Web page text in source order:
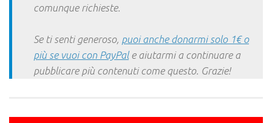
comunque richieste.
Se ti senti generoso, puoi anche donarmi solo 1€ o
più se vuoi con PayPale aiutarmi a continuare a
pubblicare più contenuti come questo. Grazie!